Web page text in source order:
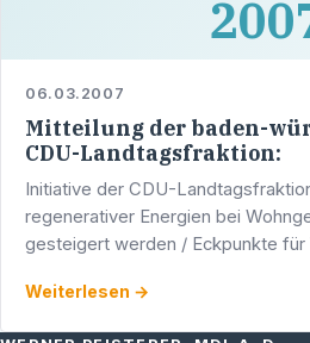
06.03.2007
Mitteilung der baden-
CDU-Landtagsfraktion:
Initiative der CDU-
regenerativer Energien bei
gesteigert werden / Eckpunkte
…
Weiterlesen →